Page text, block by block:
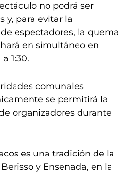
no podrá ser
y, para evitar la
espectadores, la quema
en simultáneo en
1:30.
comunales
se permitirá la
organizadores durante
es una tradición de la
y Ensenada, en la